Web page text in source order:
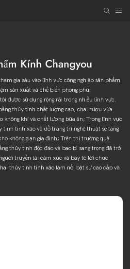
Kính Changyou
gia sâu vào lĩnh vực công nghiệp sản phẩm
sản xuất và chế biến phong phú.
được sử dụng rộng rãi trong nhiều lĩnh vực.
thủy tinh chất lượng cao, chai rượu vừa
không khí và chất lượng bữa ăn; Trong lĩnh vực
tinh tinh xảo và đồ trang trí nghệ thuật sẽ tăng
không gian gia đình; Trên thị trường quà
thủy tinh độc đáo và bao bì sang trọng đã trở
truyền tải cảm xúc và bày tỏ lời chúc
thủy tinh tinh xảo làm nổi bật sự cao cấp và